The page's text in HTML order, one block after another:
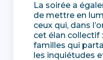
La soirée a
de mettre en
ceux qui, dans
cet élan collectif
familles qui
les inquiétudes